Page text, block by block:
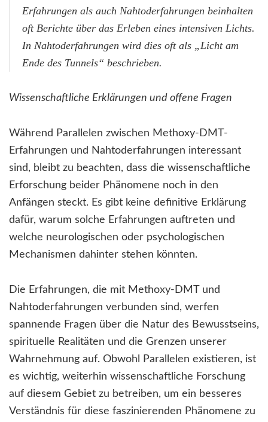
Erfahrungen als auch Nahtoderfahrungen beinhalten
oft Berichte über das Erleben eines intensiven Lichts.
In Nahtoderfahrungen wird dies oft als „Licht am
Ende des Tunnels“ beschrieben.
Wissenschaftliche Erklärungen und offene Fragen
Während Parallelen zwischen Methoxy-DMT-
Erfahrungen und Nahtoderfahrungen interessant
sind, bleibt zu beachten, dass die wissenschaftliche
Erforschung beider Phänomene noch in den
Anfängen steckt. Es gibt keine definitive Erklärung
dafür, warum solche Erfahrungen auftreten und
welche neurologischen oder psychologischen
Mechanismen dahinter stehen könnten.
Die Erfahrungen, die mit Methoxy-DMT und
Nahtoderfahrungen verbunden sind, werfen
spannende Fragen über die Natur des Bewusstseins,
spirituelle Realitäten und die Grenzen unserer
Wahrnehmung auf. Obwohl Parallelen existieren, ist
es wichtig, weiterhin wissenschaftliche Forschung
auf diesem Gebiet zu betreiben, um ein besseres
Verständnis für diese faszinierenden Phänomene zu